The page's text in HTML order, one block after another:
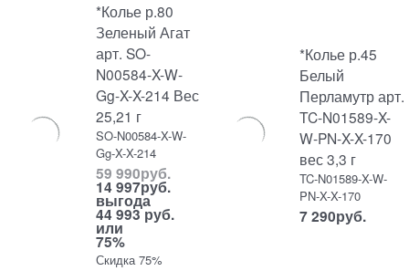
*Колье р.80
Зеленый Агат
арт. SO-
N00584-X-W-
Gg-X-X-214 Вес
25,21 г
SO-N00584-X-W-
Gg-X-X-214
59 990руб.
14 997руб.
выгода
44 993 руб.
или
75%
Скидка 75%
*Колье р.45
Белый
Перламутр арт.
TC-N01589-X-
W-PN-X-X-170
вес 3,3 г
TC-N01589-X-W-
PN-X-X-170
7 290руб.